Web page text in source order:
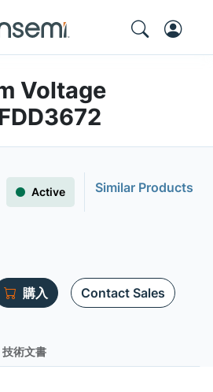
Voltage
Active Similar Products
購入 Contact Sales
技術文書